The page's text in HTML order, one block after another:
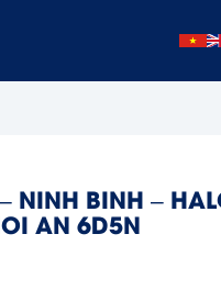
NINH BINH –
AN 6D5N